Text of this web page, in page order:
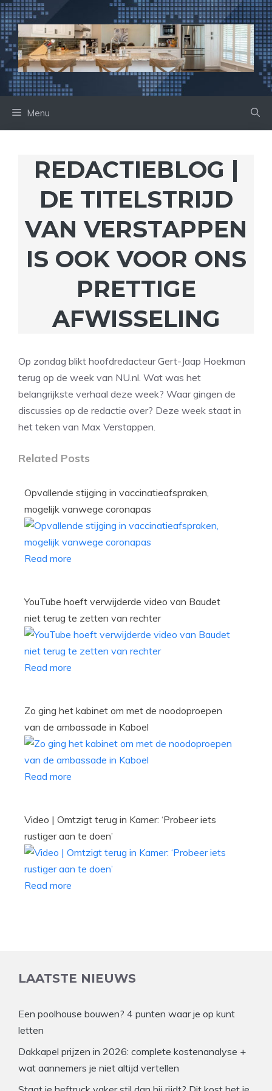
Ga
naar
de
inhoud
Menu
REDACTIEBLOG |
DE TITELSTRIJD
VAN VERSTAPPEN
IS OOK VOOR ONS
PRETTIGE
AFWISSELING
Op zondag blikt hoofdredacteur Gert-Jaap Hoekman
terug op de week van NU.nl. Wat was het
belangrijkste verhaal deze week? Waar gingen de
discussies op de redactie over? Deze week staat in
het teken van Max Verstappen.
Related Posts
Opvallende stijging in vaccinatieafspraken,
mogelijk vanwege coronapas
Read more
YouTube hoeft verwijderde video van Baudet
niet terug te zetten van rechter
Read more
Zo ging het kabinet om met de noodoproepen
van de ambassade in Kaboel
Read more
Video | Omtzigt terug in Kamer: ‘Probeer iets
rustiger aan te doen’
Read more
LAATSTE NIEUWS
Een poolhouse bouwen? 4 punten waar je op kunt
letten
Dakkapel prijzen in 2026: complete kostenanalyse +
wat aannemers je niet altijd vertellen